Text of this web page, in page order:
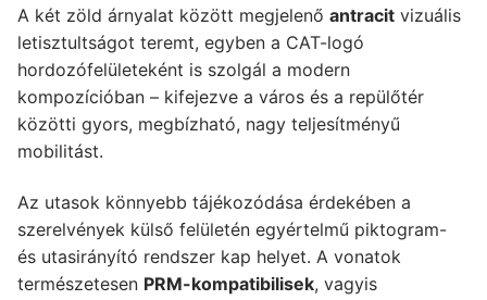
A két zöld árnyalat között megjelenő antracit vizuális
letisztultságot teremt, egyben a CAT-logó
hordozófelületeként is szolgál a modern
kompozícióban – kifejezve a város és a repülőtér
közötti gyors, megbízható, nagy teljesítményű
mobilitást.
Az utasok könnyebb tájékozódása érdekében a
szerelvények külső felületén egyértelmű piktogram-
és utasirányító rendszer kap helyet. A vonatok
természetesen PRM-kompatibilisek, vagyis